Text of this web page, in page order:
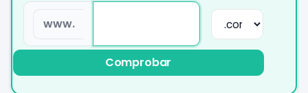
www.
Comprobar